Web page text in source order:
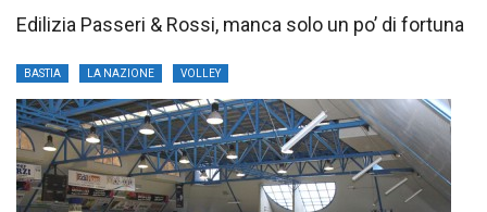
Edilizia Passeri & Rossi, manca solo un po’ di fortuna
BASTIA LA NAZIONE VOLLEY